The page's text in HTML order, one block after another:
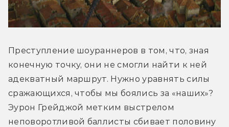
Преступление шоураннеров в том, что, зная
конечную точку, они не смогли найти к ней
адекватный маршрут. Нужно уравнять силы
сражающихся, чтобы мы боялись за «наших»?
Эурон Грейджой метким выстрелом
неповоротливой баллисты сбивает половину